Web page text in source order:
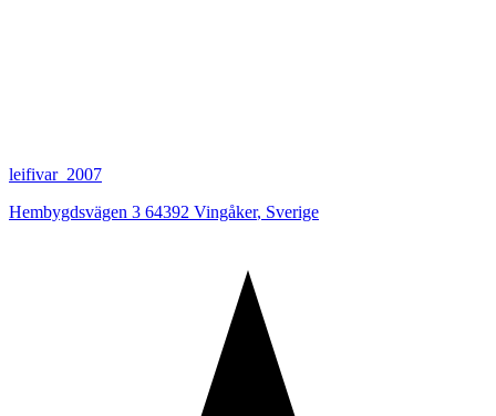
leifivar_2007
Hembygdsvägen 3 64392 Vingåker, Sverige